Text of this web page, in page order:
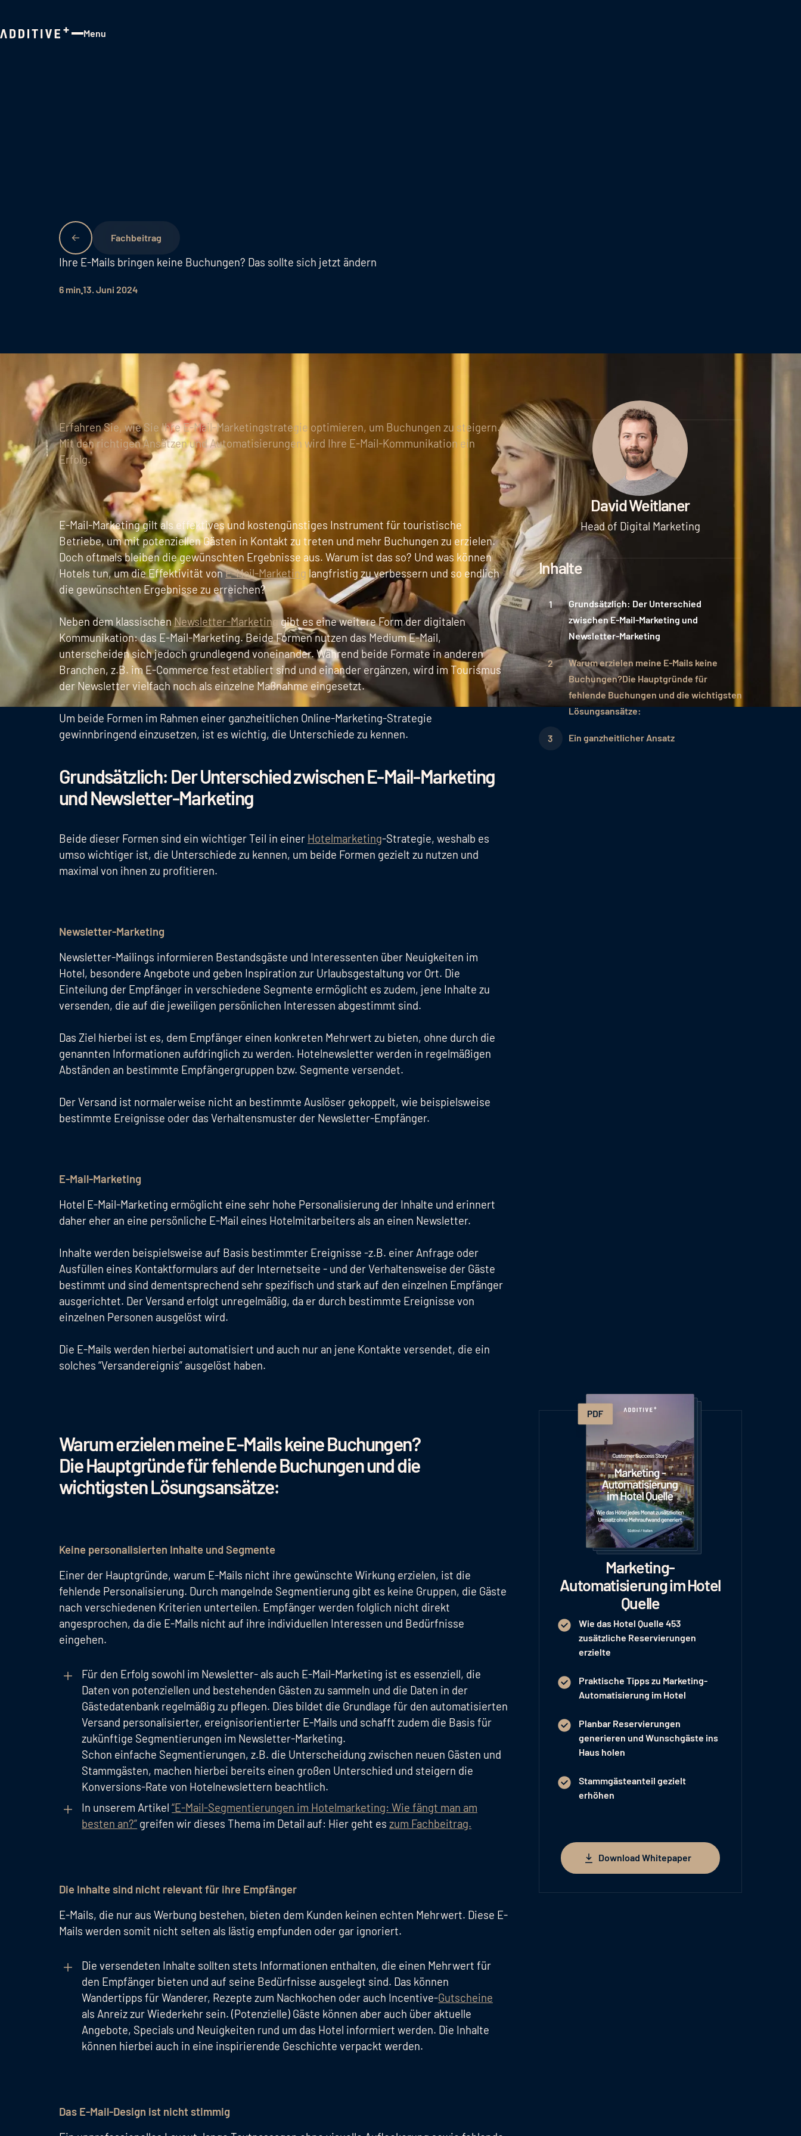
Menu
Fachbeitrag
Ihre E-Mails bringen keine Buchungen? Das sollte sich jetzt ändern
6 min 13. Juni 2024
Erfahren Sie, wie Sie Ihre E-Mail-Marketingstrategie optimieren, um Buchungen zu steigern.
Mit den richtigen Ansätzen und Automatisierungen wird Ihre E-Mail-Kommunikation ein
Erfolg.
E-Mail-Marketing gilt als effektives und kostengünstiges Instrument für touristische
Betriebe, um mit potenziellen Gästen in Kontakt zu treten und mehr Buchungen zu erzielen.
Doch oftmals bleiben die gewünschten Ergebnisse aus. Warum ist das so? Und was können
Hotels tun, um die Effektivität vonE-Mail-Marketing langfristig zu verbessern und so endlich
die gewünschten Ergebnisse zu erreichen?
Neben dem klassischenNewsletter-Marketinggibt es eine weitere Form der digitalen
Kommunikation: das E-Mail-Marketing. Beide Formen nutzen das Medium E-Mail,
unterscheiden sich jedoch grundlegend voneinander. Während beide Formate in anderen
Branchen, z.B. im E-Commerce fest etabliert sind und einander ergänzen, wird im Tourismus
der Newsletter vielfach noch als einzelne Maßnahme eingesetzt.
Um beide Formen im Rahmen einer ganzheitlichen Online-Marketing-Strategie
gewinnbringend einzusetzen, ist es wichtig, die Unterschiede zu kennen.
Grundsätzlich: Der Unterschied zwischen E-Mail-Marketing
und Newsletter-Marketing
Beide dieser Formen sind ein wichtiger Teil in einer Hotelmarketing-Strategie, weshalb es
umso wichtiger ist, die Unterschiede zu kennen, um beide Formen gezielt zu nutzen und
maximal von ihnen zu profitieren.
Newsletter-Marketing
Newsletter-Mailings informieren Bestandsgäste und Interessenten über Neuigkeiten im
Hotel, besondere Angebote und geben Inspiration zur Urlaubsgestaltung vor Ort. Die
Einteilung der Empfänger in verschiedene Segmente ermöglicht es zudem, jene Inhalte zu
versenden, die auf die jeweiligen persönlichen Interessen abgestimmt sind.
Das Ziel hierbei ist es, dem Empfänger einen konkreten Mehrwert zu bieten, ohne durch die
genannten Informationen aufdringlich zu werden. Hotelnewsletter werden in regelmäßigen
Abständen an bestimmte Empfängergruppen bzw. Segmente versendet.
Der Versand ist normalerweise nicht an bestimmte Auslöser gekoppelt, wie beispielsweise
bestimmte Ereignisse oder das Verhaltensmuster der Newsletter-Empfänger.
E-Mail-Marketing
Hotel E-Mail-Marketing ermöglicht eine sehr hohe Personalisierung der Inhalte und erinnert
daher eher an eine persönliche E-Mail eines Hotelmitarbeiters als an einen Newsletter.
Inhalte werden beispielsweise auf Basis bestimmter Ereignisse -z.B. einer Anfrage oder
Ausfüllen eines Kontaktformulars auf der Internetseite - und der Verhaltensweise der Gäste
bestimmt und sind dementsprechend sehr spezifisch und stark auf den einzelnen Empfänger
ausgerichtet. Der Versand erfolgt unregelmäßig, da er durch bestimmte Ereignisse von
einzelnen Personen ausgelöst wird.
Die E-Mails werden hierbei automatisiert und auch nur an jene Kontakte versendet, die ein
solches “Versandereignis” ausgelöst haben.
David Weitlaner
Head of Digital Marketing
Inhalte
Grundsätzlich: Der Unterschied
zwischen E-Mail-Marketing und
Newsletter-Marketing
Warum erzielen meine E-Mails keine
Buchungen?Die Hauptgründe für
fehlende Buchungen und die wichtigsten
Lösungsansätze:
Ein ganzheitlicher Ansatz
Warum erzielen meine E-Mails keine Buchungen?
Die Hauptgründe für fehlende Buchungen und die
wichtigsten Lösungsansätze:
Keine personalisierten Inhalte und Segmente
Einer der Hauptgründe, warum E-Mails nicht ihre gewünschte Wirkung erzielen, ist die
fehlende Personalisierung. Durch mangelnde Segmentierung gibt es keine Gruppen, die Gäste
nach verschiedenen Kriterien unterteilen. Empfänger werden folglich nicht direkt
angesprochen, da die E-Mails nicht auf ihre individuellen Interessen und Bedürfnisse
eingehen.
Für den Erfolg sowohl im Newsletter- als auch E-Mail-Marketing ist es essenziell, die
Daten von potenziellen und bestehenden Gästen zu sammeln und die Daten in der
Gästedatenbank regelmäßig zu pflegen. Dies bildet die Grundlage für den automatisierten
Versand personalisierter, ereignisorientierter E-Mails und schafft zudem die Basis für
zukünftige Segmentierungen im Newsletter-Marketing.
Schon einfache Segmentierungen, z.B. die Unterscheidung zwischen neuen Gästen und
Stammgästen, machen hierbei bereits einen großen Unterschied und steigern die
Konversions-Rate von Hotelnewslettern beachtlich.
In unserem Artikel“E-Mail-Segmentierungen im Hotelmarketing: Wie fängt man am
besten an?” greifen wir dieses Thema im Detail auf: Hier geht eszum Fachbeitrag.
Die Inhalte sind nicht relevant für ihre Empfänger
E-Mails, die nur aus Werbung bestehen, bieten dem Kunden keinen echten Mehrwert. Diese E-
Mails werden somit nicht selten als lästig empfunden oder gar ignoriert.
Die versendeten Inhalte sollten stets Informationen enthalten, die einen Mehrwert für
den Empfänger bieten und auf seine Bedürfnisse ausgelegt sind. Das können
Wandertipps für Wanderer, Rezepte zum Nachkochen oder auch Incentive-Gutscheine
als Anreiz zur Wiederkehr sein. (Potenzielle) Gäste können aber auch über aktuelle
Angebote, Specials und Neuigkeiten rund um das Hotel informiert werden. Die Inhalte
können hierbei auch in eine inspirierende Geschichte verpackt werden.
Das E-Mail-Design ist nicht stimmig
Marketing-
Automatisierung im Hotel
Quelle
Wie das Hotel Quelle 453
zusätzliche Reservierungen
erzielte
Praktische Tipps zu Marketing-
Automatisierung im Hotel
Planbar Reservierungen
generieren und Wunschgäste ins
Haus holen
Stammgästeanteil gezielt
erhöhen
Download Whitepaper
Download Whitepaper